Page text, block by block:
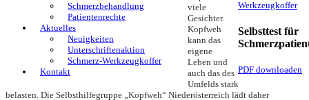
Schmerzbehandlung
Patientenrechte
Aktuelles
Neuigkeiten
Unterschriftenaktion
Schmerz-Werkzeugkoffer
Kontakt
Werkzeugkoffer
Selbsttest für
PDF downloaden
viele
Gesichter.
Kopfweh
kann das
eigene
Leben und
auch das des
Umfelds stark
belasten. Die Selbsthilfegruppe „Kopfweh“ Niederösterreich lädt daher